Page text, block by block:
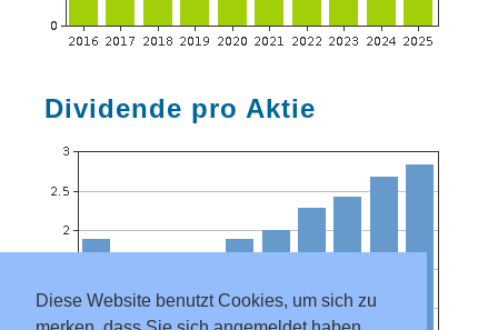
Diese Website benutzt Cookies, um sich zu
Dividende pro Aktie